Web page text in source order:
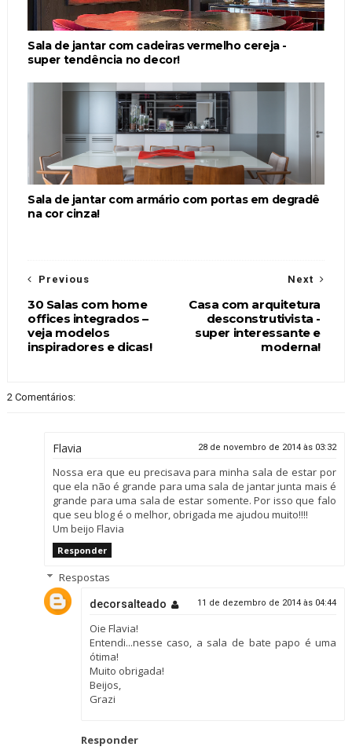
Sala de jantar com cadeiras vermelho cereja -
super tendência no decor!
Sala de jantar com armário com portas em degradê
na cor cinza!
Next
Casa com arquitetura
desconstrutivista -
super interessante e
moderna!
Previous
30 Salas com home
offices integrados –
veja modelos
inspiradores e dicas!
2 Comentários:
Flavia 28 de novembro de 2014 às 03:32
Nossa era que eu precisava para minha sala de estar por
que ela não é grande para uma sala de jantar junta mais é
grande para uma sala de estar somente. Por isso que falo
que seu blog é o melhor, obrigada me ajudou muito!!!!
Um beijo Flavia
Responder
Respostas
decorsalteado 11 de dezembro de 2014 às 04:44
Oie Flavia!
Entendi...nesse caso, a sala de bate papo é uma
ótima!
Muito obrigada!
Beijos,
Grazi
Responder